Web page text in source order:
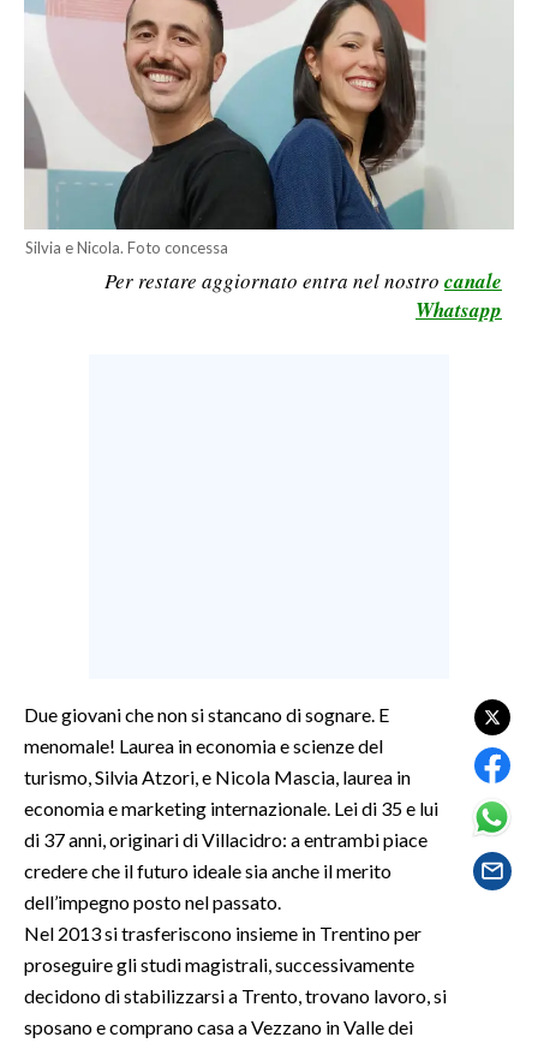
ITALIA
MONDO
POLITICA
ECONOMIA
SERVIZI ALLE IMPRESE
ALTRI SPORT
GOSSIP
SALUTE
SARDEGNA TURISMO
Silvia e Nicola. Foto concessa
Per restare aggiornato entra nel nostro canale
Whatsapp
Due giovani che non si stancano di sognare. E
menomale! Laurea in economia e scienze del
turismo, Silvia Atzori, e Nicola Mascia, laurea in
economia e marketing internazionale. Lei di 35 e lui
di 37 anni, originari di Villacidro: a entrambi piace
credere che il futuro ideale sia anche il merito
dell’impegno posto nel passato.
Nel 2013 si trasferiscono insieme in Trentino per
proseguire gli studi magistrali, successivamente
decidono di stabilizzarsi a Trento, trovano lavoro, si
sposano e comprano casa a Vezzano in Valle dei